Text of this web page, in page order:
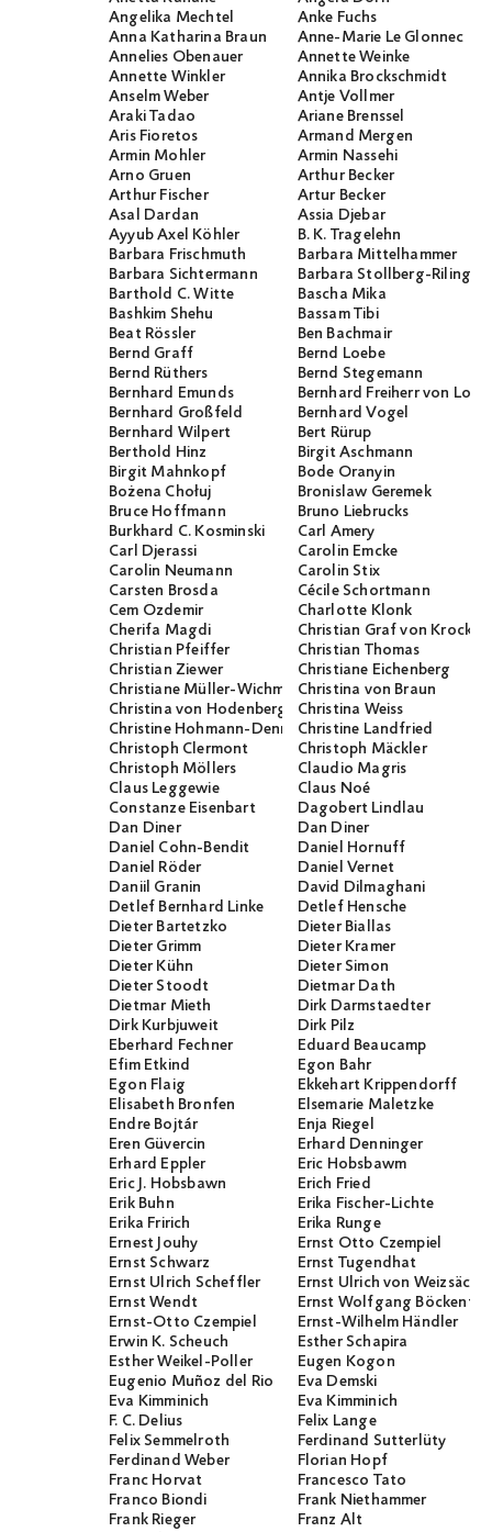
Angelika Mechtel
Anke Fuchs
Anna Katharina Braun
Anne-Marie Le Glonnec
Annelies Obenauer
Annette Weinke
Annette Winkler
Annika Brockschmidt
Anselm Weber
Antje Vollmer
Araki Tadao
Ariane Brenssel
Aris Fioretos
Armand Mergen
Armin Mohler
Armin Nassehi
Arno Gruen
Arthur Becker
Arthur Fischer
Artur Becker
Asal Dardan
Assia Djebar
Ayyub Axel Köhler
B. K. Tragelehn
Barbara Frischmuth
Barbara Mittelhammer
Barbara Sichtermann
Barbara Stollberg-Rilinger
Barthold C. Witte
Bascha Mika
Bashkim Shehu
Bassam Tibi
Beat Rössler
Ben Bachmair
Bernd Graff
Bernd Loebe
Bernd Rüthers
Bernd Stegemann
Bernhard Emunds
Bernhard Freiherr von
Bernhard Großfeld
Bernhard Vogel
Bernhard Wilpert
Bert Rürup
Berthold Hinz
Birgit Aschmann
Birgit Mahnkopf
Bode Oranyin
Bożena Chołuj
Bronislaw Geremek
Bruce Hoffmann
Bruno Liebrucks
Burkhard C. Kosminski
Carl Amery
Carl Djerassi
Carolin Emcke
Carolin Neumann
Carolin Stix
Carsten Brosda
Cécile Schortmann
Cem Özdemir
Charlotte Klonk
Cherifa Magdi
Christian Graf von
Christian Pfeiffer
Christian Thomas
Christian Ziewer
Christiane Eichenberg
Christiane Müller-WichmannChristina von Braun
Christina von Hodenberg
Christina Weiss
Christine Hohmann-DennhardtChristine Landfried
Christoph Clermont
Christoph Mäckler
Christoph Möllers
Claudio Magris
Claus Leggewie
Claus Noé
Constanze Eisenbart
Dagobert Lindlau
Dan Diner
Dan Diner
Daniel Cohn-Bendit
Daniel Hornuff
Daniel Röder
Daniel Vernet
Daniil Granin
David Dilmaghani
Detlef Bernhard Linke
Detlef Hensche
Dieter Bartetzko
Dieter Biallas
Dieter Grimm
Dieter Kramer
Dieter Kühn
Dieter Simon
Dieter Stoodt
Dietmar Dath
Dietmar Mieth
Dirk Darmstaedter
Dirk Kurbjuweit
Dirk Pilz
Eberhard Fechner
Eduard Beaucamp
Efim Etkind
Egon Bahr
Egon Flaig
Ekkehart Krippendorff
Elisabeth Bronfen
Elsemarie Maletzke
Endre Bojtár
Enja Riegel
Eren Güvercin
Erhard Denninger
Erhard Eppler
Eric Hobsbawm
Eric J. Hobsbawn
Erich Fried
Erik Buhn
Erika Fischer-Lichte
Erika Fririch
Erika Runge
Ernest Jouhy
Ernst Otto Czempiel
Ernst Schwarz
Ernst Tugendhat
Ernst Ulrich Scheffler
Ernst Ulrich von Weizsäcker
Ernst Wendt
Ernst Wolfgang
Ernst-Otto Czempiel
Ernst-Wilhelm Händler
Erwin K. Scheuch
Esther Schapira
Esther Weikel-Poller
Eugen Kogon
Eugenio Muñoz del Rio
Eva Demski
Eva Kimminich
Eva Kimminich
F. C. Delius
Felix Lange
Felix Semmelroth
Ferdinand Sutterlüty
Ferdinand Weber
Florian Hopf
Franc Horvat
Francesco Tato
Franco Biondi
Frank Niethammer
Frank Rieger
Franz Alt